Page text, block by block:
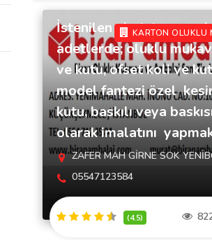
KARTON OLUKLU
İstenilen ebat, tarz,
adetlerde; oluklu
ve kutu, ofset koli ve
model fantezi özel
kutu, baskılı veya
olarak imalatını
ZAFER MAH GİRNE SOK
05547123584
(4.5)